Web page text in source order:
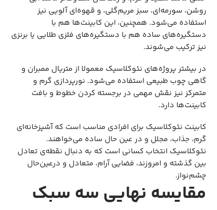
روشن، سورمه‌ای، سبز مریم‌گلی، و قهوه‌ای آلویی نیز
استفاده می‌شود. همچنین، این کابینت‌ها هم با
دستگیره‌های ساده هم با دستگیره‌های فلزی طلایی یا برنزی
نیز ترکیب می‌شوند.
در بیشتر پروژه‌های نئوکلاسیک معمولا از متریال ممبران و
گاهی چوب طبیعی استفاده می‌شود. نورپردازی گرم و
متمرکز نیز نقش مهمی در برجسته کردن خطوط و بافت
کابینت‌ها دارد.
کابینت نئوکلاسیک برای افرادی مناسب است که آشپزخانه‌‌ای
گرم، جذاب، مجلل و در عین حال ساده می‌خواهند.
نئوکلاسیک انتخاب کسانی است که به دنبال نقطه‌ی تعادل
بین گذشته و امروزند، فضایی آرام، متعادل و درعین‌حال
چشم‌نواز.
مقایسه نهایی سه سبک